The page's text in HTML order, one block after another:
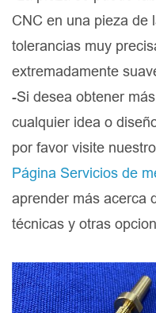
CNC en una pieza de
tolerancias muy
extremadamente
-Si desea obtener
cualquier idea o
por favor visite nuestro
Página Servicios de
aprender más acerca
técnicas y otras